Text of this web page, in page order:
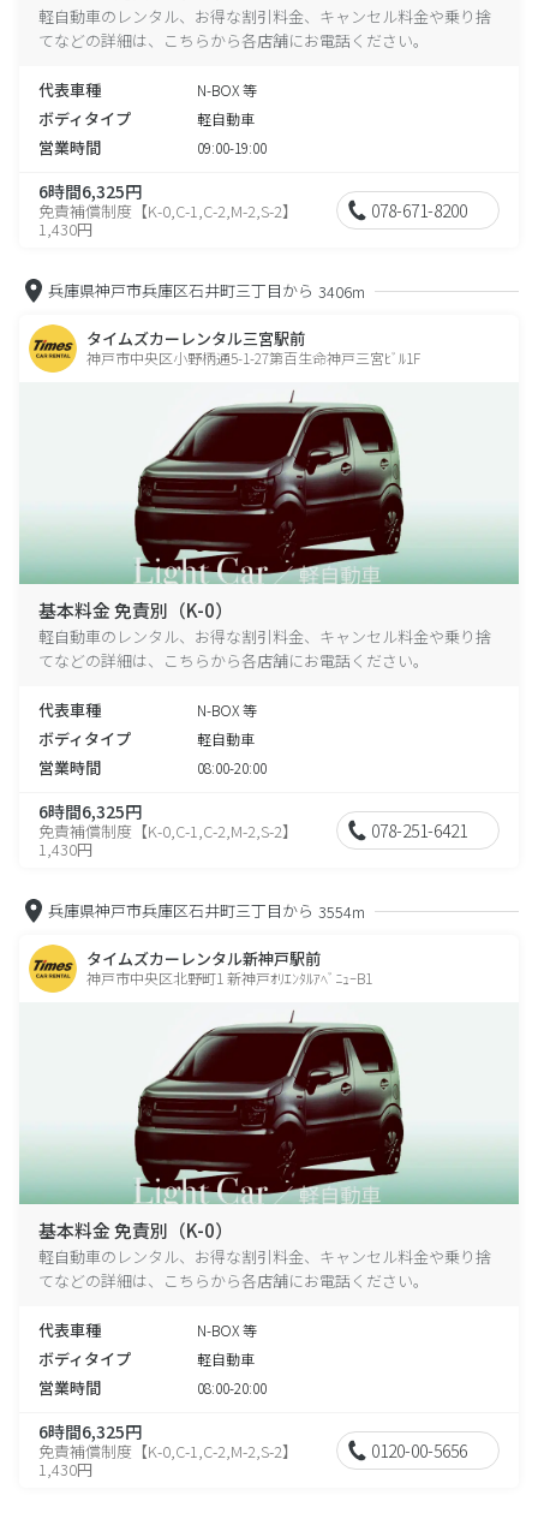
軽自動車のレンタル、お得な割引料金、キャンセル料金や乗り捨
てなどの詳細は、こちらから各店舗にお電話ください。
代表車種 N-BOX 等
ボディタイプ 軽自動車
営業時間 09:00-19:00
6時間6,325円
免責補償制度【K-0,C-1,C-2,M-2,S-2】
1,430円
078-671-8200
兵庫県神戸市兵庫区石井町三丁目から 3406m
タイムズカーレンタル三宮駅前
神戸市中央区小野柄通5-1-27第百生命神戸三宮ﾋﾞﾙ1F
基本料金 免責別（K-0）
軽自動車のレンタル、お得な割引料金、キャンセル料金や乗り捨
てなどの詳細は、こちらから各店舗にお電話ください。
代表車種 N-BOX 等
ボディタイプ 軽自動車
営業時間 08:00-20:00
6時間6,325円
免責補償制度【K-0,C-1,C-2,M-2,S-2】
1,430円
078-251-6421
兵庫県神戸市兵庫区石井町三丁目から 3554m
タイムズカーレンタル新神戸駅前
神戸市中央区北野町1 新神戸ｵﾘｴﾝﾀﾙｱﾍﾞﾆｭｰB1
基本料金 免責別（K-0）
軽自動車のレンタル、お得な割引料金、キャンセル料金や乗り捨
てなどの詳細は、こちらから各店舗にお電話ください。
代表車種 N-BOX 等
ボディタイプ 軽自動車
営業時間 08:00-20:00
6時間6,325円
免責補償制度【K-0,C-1,C-2,M-2,S-2】
1,430円
0120-00-5656